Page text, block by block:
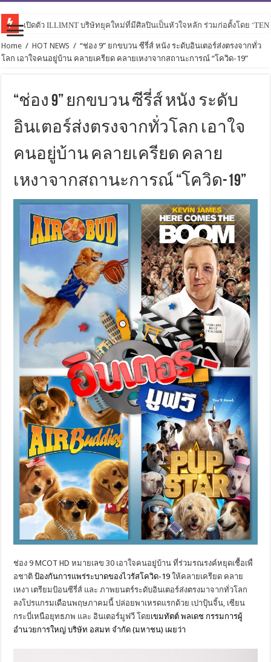
เปิดตัว ILLIMNT บริษัทยุคใหม่ที่มีศิลปินเป็นหัวใจหลัก ร่วมก่อตั้งโดย
Home / HOT NEWS / “ช่อง 9” ยกขบวน ซีรี่ส์ หนัง ระดับอินเตอร์ส่งตรงจากทั่ว
โลก เอาใจคนอยู่บ้าน คลายเครียด คลายเหงาจากสถานะการณ์ “โควิด-19”
“ช่อง 9” ยกขบวน ซีรี่ส์ หนัง ระดับ
อินเตอร์ส่งตรงจากทั่วโลก เอาใจ
คนอยู่บ้าน คลายเครียด คลาย
เหงาจากสถานะการณ์ “โควิด-19”
ช่อง 9MCOT HDหมายเลข 30 เอาใจคนอยู่บ้าน ที่ร่วมรณรงค์หยุดเชื้อเพื่
อชาติป้องกันการแพร่ระบาดของไวรัสโควิด-19ให้คลายเครียด คลาย
เหงา เตรียมป้อนซีรี่ส์ และ ภาพยนตร์ระดับอินเตอร์ส่งตรงมาจากทั่วโลก
ลงโปรแกรมเดือนพฤษภาคมนี้ ปล่อยพาเหรดแรกด้วย เปาปุ้นจิ้น, เซียน
กระบี่เหนือยุทธภพ และ อินเตอร์มูฟวี โดยเขมทัตต์ พลเดช กรรมการผู้
อำนวยการใหญ่ บริษัท อสมท จำกัด (มหาชน) เผยว่า